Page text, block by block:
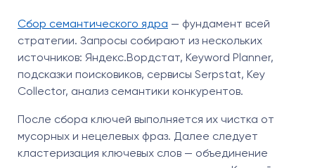
Сбор семантического ядра — фундамент всей
стратегии. Запросы собирают из нескольких
источников: Яндекс.Вордстат, Keyword Planner,
подсказки поисковиков, сервисы Serpstat, Key
Collector, анализ семантики конкурентов.
После сбора ключей выполняется их чистка от
мусорных и нецелевых фраз. Далее следует
кластеризация ключевых слов — объединение